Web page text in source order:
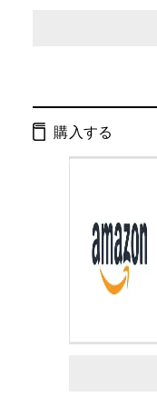
ページ数：
判型：
購入する